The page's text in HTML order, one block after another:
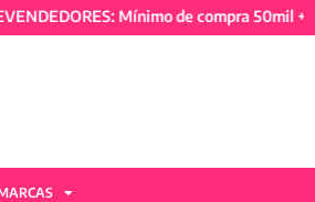
Mínimo de compra 50mil +